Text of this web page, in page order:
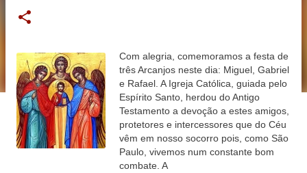
Com alegria, comemoramos a festa de
três Arcanjos neste dia: Miguel, Gabriel
e Rafael. A Igreja Católica, guiada pelo
Espírito Santo, herdou do Antigo
Testamento a devoção a estes amigos,
protetores e intercessores que do Céu
vêm em nosso socorro pois, como São
Paulo, vivemos num constante bom
combate. A